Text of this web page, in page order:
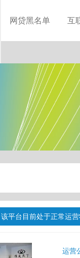
网贷黑名单 互
该平台目前处于正常运
运营